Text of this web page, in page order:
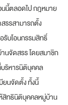
นนี้ตลอดไป กฎหมาย
รรสามารถตั้ง
รับโอนกรรมสิทธิ์
นจัดสรร โดยสมาชิก
บริหารนิติบุคคล
ยนจัดตั้ง ทั้งนี้
สิทธินิติบุคคลหมู่บ้าน